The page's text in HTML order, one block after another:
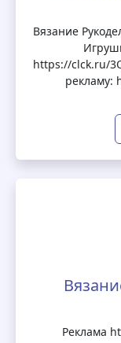
Вязание
https://clck.ru/
рекламу:
Реклама